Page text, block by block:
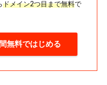
ドメイン2つ目まで無料で
無料ではじめる